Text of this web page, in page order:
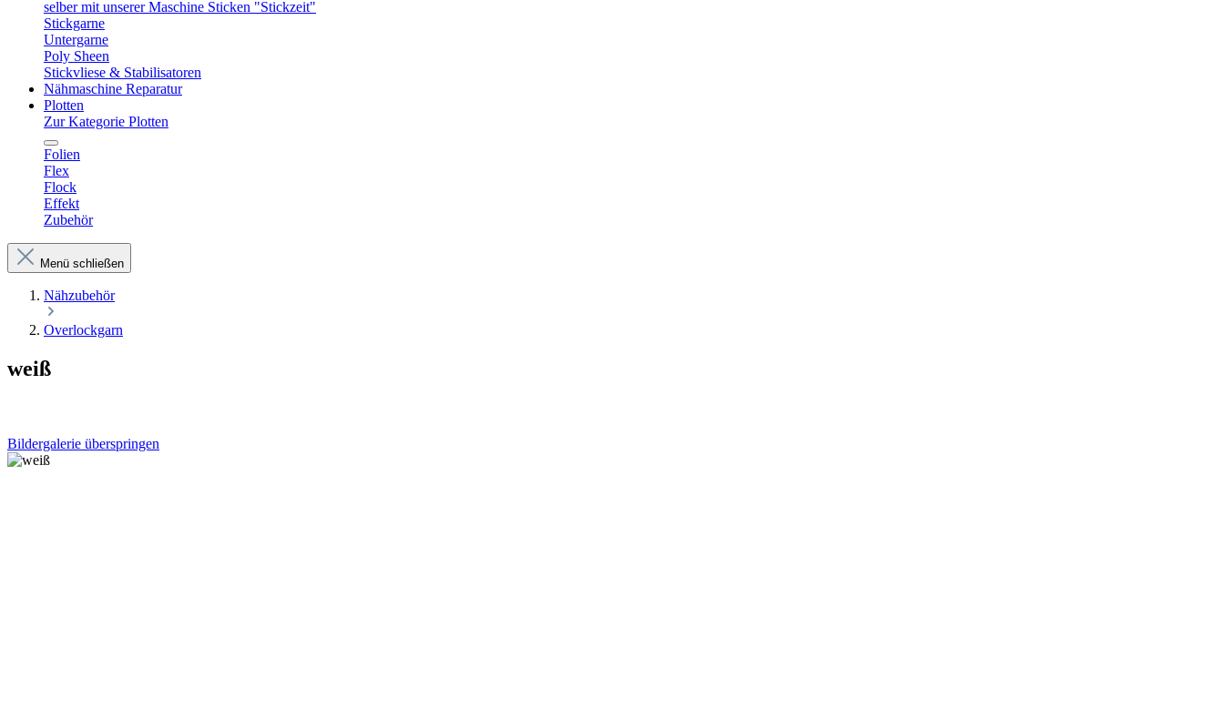
selber mit unserer Maschine Sticken "Stickzeit"
Stickgarne
Untergarne
Poly Sheen
Stickvliese & Stabilisatoren
Nähmaschine Reparatur
Plotten
Zur Kategorie Plotten
Folien
Flex
Flock
Effekt
Zubehör
Menü schließen
Nähzubehör
Overlockgarn
weiß
Bildergalerie überspringen